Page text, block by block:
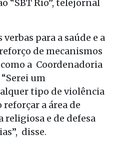
“SBT Rio”, telejornal
para a saúde e a
de mecanismos
a Coordenadoria
um
tipo de violência
a área de
e de defesa
disse.